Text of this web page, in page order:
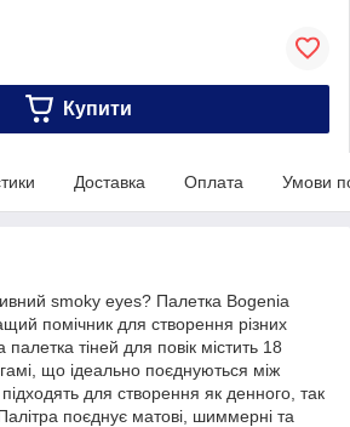
Купити
Доставка Оплата Умови
smoky eyes? Палетка Bogenia
помічник для створення різних
тіней для повік містить 18
гамі, що ідеально поєднуються між
для створення як денного, так
поєднує матові, шиммерні та